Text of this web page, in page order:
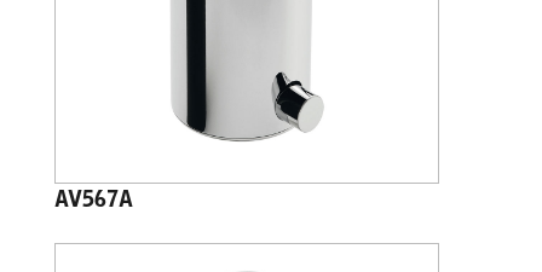
AV567A